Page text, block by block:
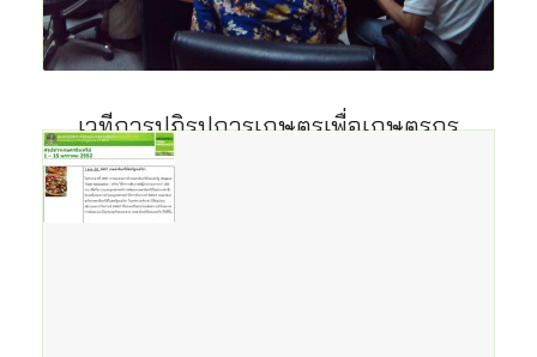
อินทรีย์
8 ก.ย. 2558
เวทีการปฏิรูปการเกษตรเพื่อเกษตรกร
รายย่อย
ระยะเวลา เริ่ม: เมษายน 57 สิ้นสุด: ธันวา […]